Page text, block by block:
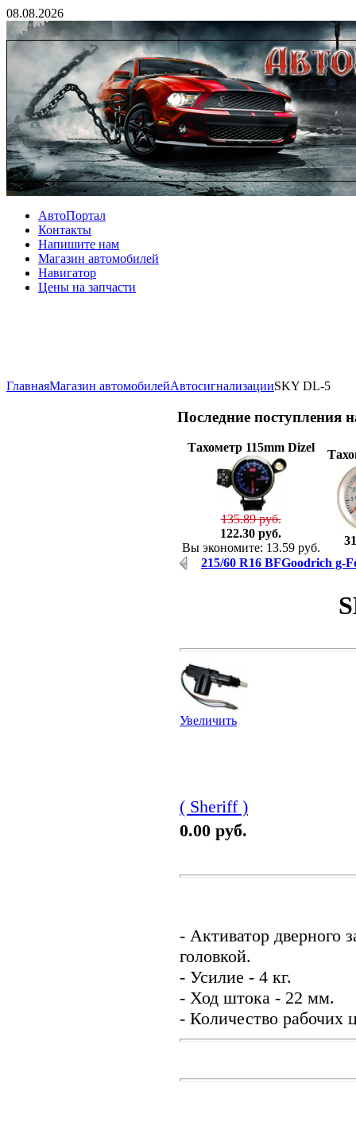
08.08.2026
АвтоПортал
Контакты
Напишите нам
Магазин автомобилей
Навигатор
Цены на запчасти
ГлавнаяМагазин автомобилейАвтосигнализацииSKY DL-5
Последние поступления
Тахометр 115mm Dizel
135.89 руб.
122.30 руб.
Вы экономите: 13.59 руб.
215/60 R16 BFGoodrich g-
Увеличить
( Sheriff )
0.00 руб.
- Активатор дверного
головкой.
- Усилие - 4 кг.
- Ход штока - 22 мм.
- Количество рабочих